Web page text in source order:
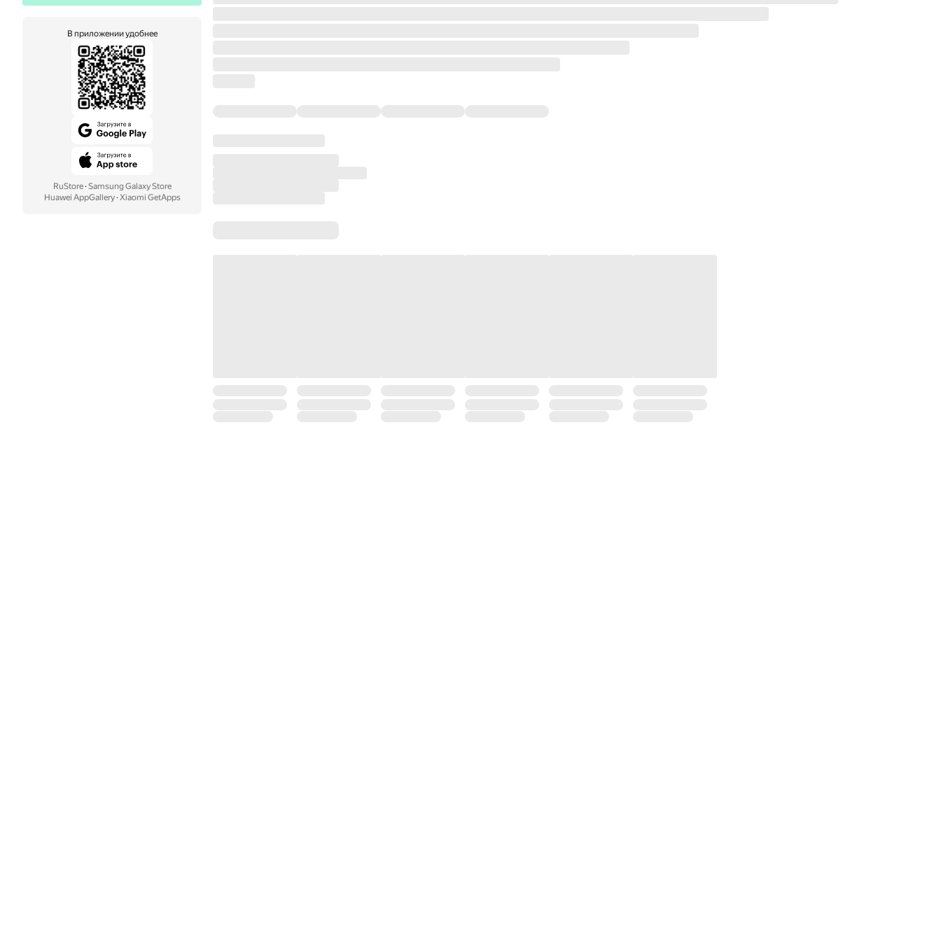
В приложении удобнее
RuStore· Samsung Galaxy Store
Huawei AppGallery· Xiaomi GetApps